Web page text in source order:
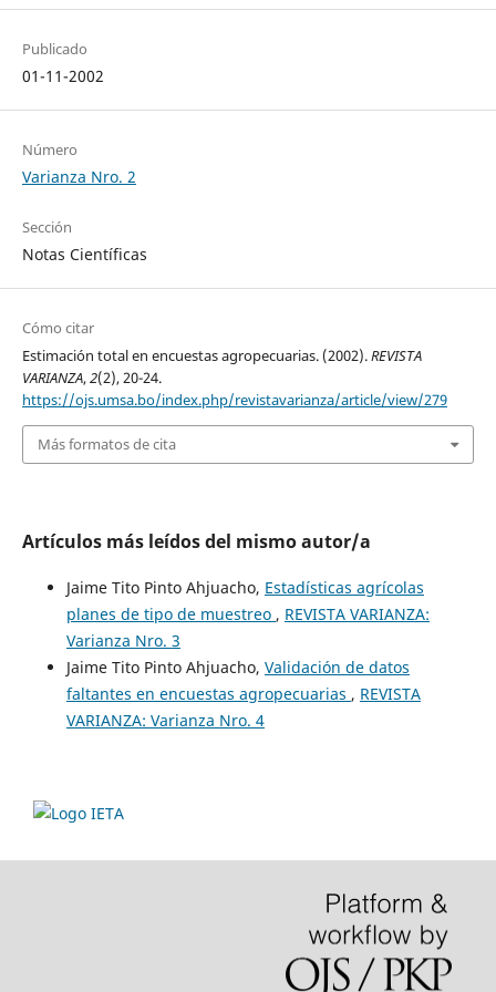
Publicado
01-11-2002
Número
Varianza Nro. 2
Sección
Notas Científicas
Cómo citar
Estimación total en encuestas agropecuarias. (2002).REVISTA
VARIANZA,2(2), 20-24.
https://ojs.umsa.bo/index.php/revistavarianza/article/view/279
Más formatos de cita
Artículos más leídos del mismo autor/a
Jaime Tito Pinto Ahjuacho, Estadísticas agrícolas
planes de tipo de muestreo , REVISTA VARIANZA:
Varianza Nro. 3
Jaime Tito Pinto Ahjuacho, Validación de datos
faltantes en encuestas agropecuarias , REVISTA
VARIANZA: Varianza Nro. 4